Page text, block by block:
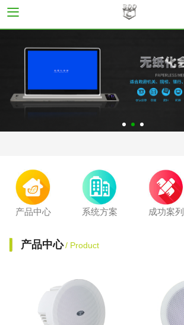
产品中心 系统方案 成功案列
产品中心 / Product